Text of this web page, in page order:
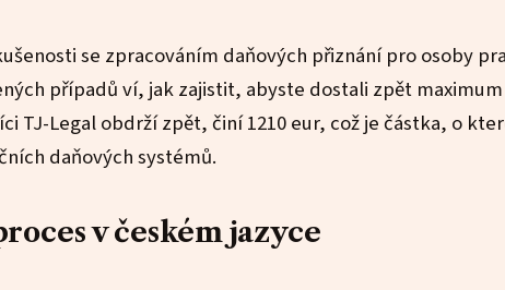
se zpracováním daňových přiznání pro osoby
případů ví, jak zajistit, abyste dostali zpět
TJ-Legal obdrží zpět, činí 1210 eur, což je částka, o
daňových systémů.
v českém jazyce